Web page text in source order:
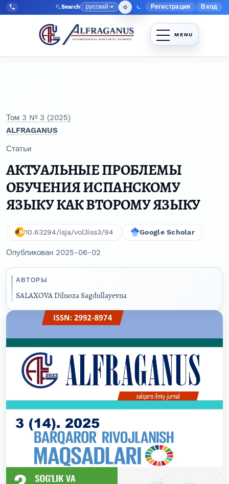
Перейти к главному меню навигации
Перейти к основному контенту
Перейти к нижнему колонтитулу сайта
Tel:
+998903350930 Search Язык
русский Меню
Регистрация Вход
Том 3 № 3 (2025)
ALFRAGANUS
Статьи
АКТУАЛЬНЫЕ ПРОБЛЕМЫ
ОБУЧЕНИЯ ИСПАНСКОМУ
ЯЗЫКУ КАК ВТОРОМУ ЯЗЫКУ
10.63294/isja/vol3iss3/94 Google Scholar
Опубликован 2025-06-02
АВТОРЫ
SALAXOVA Dilnoza Sagdullayevna